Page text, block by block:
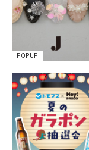
POPUP